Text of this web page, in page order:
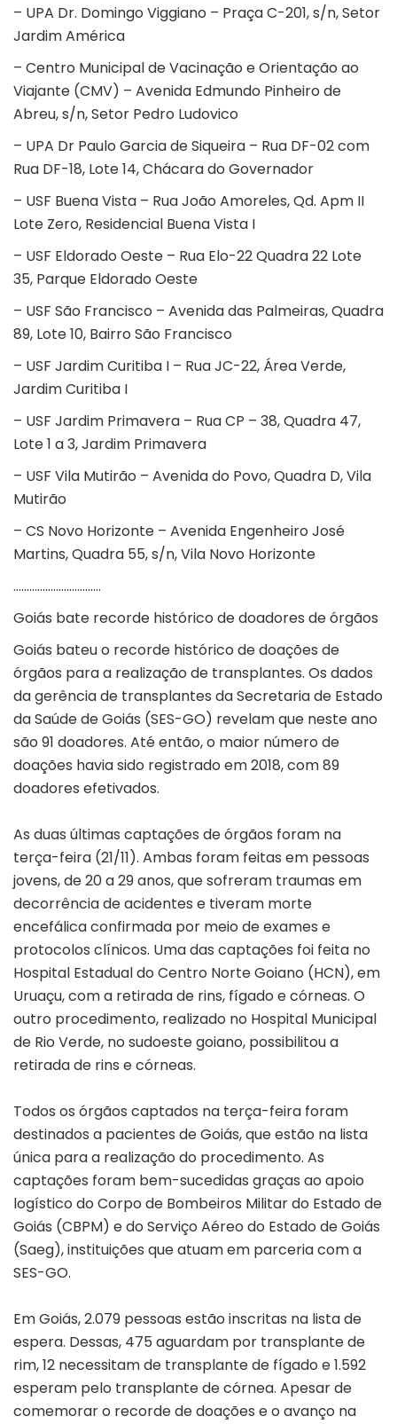
– UPA Dr. Domingo Viggiano – Praça C-201, s/n, Setor
Jardim América
– Centro Municipal de Vacinação e Orientação ao
Viajante (CMV) – Avenida Edmundo Pinheiro de
Abreu, s/n, Setor Pedro Ludovico
– UPA Dr Paulo Garcia de Siqueira – Rua DF-02 com
Rua DF-18, Lote 14, Chácara do Governador
– USF Buena Vista – Rua João Amoreles, Qd. Apm II
Lote Zero, Residencial Buena Vista I
– USF Eldorado Oeste – Rua Elo-22 Quadra 22 Lote
35, Parque Eldorado Oeste
– USF São Francisco – Avenida das Palmeiras, Quadra
89, Lote 10, Bairro São Francisco
– USF Jardim Curitiba I – Rua JC-22, Área Verde,
Jardim Curitiba I
– USF Jardim Primavera – Rua CP – 38, Quadra 47,
Lote 1 a 3, Jardim Primavera
– USF Vila Mutirão – Avenida do Povo, Quadra D, Vila
Mutirão
– CS Novo Horizonte – Avenida Engenheiro José
Martins, Quadra 55, s/n, Vila Novo Horizonte
……………………………
Goiás bate recorde histórico de doadores de órgãos
Goiás bateu o recorde histórico de doações de
órgãos para a realização de transplantes. Os dados
da gerência de transplantes da Secretaria de Estado
da Saúde de Goiás (SES-GO) revelam que neste ano
são 91 doadores. Até então, o maior número de
doações havia sido registrado em 2018, com 89
doadores efetivados.
As duas últimas captações de órgãos foram na
terça-feira (21/11). Ambas foram feitas em pessoas
jovens, de 20 a 29 anos, que sofreram traumas em
decorrência de acidentes e tiveram morte
encefálica confirmada por meio de exames e
protocolos clínicos. Uma das captações foi feita no
Hospital Estadual do Centro Norte Goiano (HCN), em
Uruaçu, com a retirada de rins, fígado e córneas. O
outro procedimento, realizado no Hospital Municipal
de Rio Verde, no sudoeste goiano, possibilitou a
retirada de rins e córneas.
Todos os órgãos captados na terça-feira foram
destinados a pacientes de Goiás, que estão na lista
única para a realização do procedimento. As
captações foram bem-sucedidas graças ao apoio
logístico do Corpo de Bombeiros Militar do Estado de
Goiás (CBPM) e do Serviço Aéreo do Estado de Goiás
(Saeg), instituições que atuam em parceria com a
SES-GO.
Em Goiás, 2.079 pessoas estão inscritas na lista de
espera. Dessas, 475 aguardam por transplante de
rim, 12 necessitam de transplante de fígado e 1.592
esperam pelo transplante de córnea. Apesar de
comemorar o recorde de doações e o avanço na